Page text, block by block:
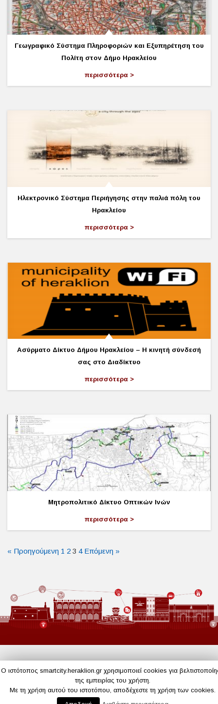
Γεωγραφικό Σύστημα Πληροφοριών και Εξυπηρέτηση του
Πολίτη στον Δήμο Ηρακλείου
περισσότερα
Ηλεκτρονικό Σύστημα Περιήγησης στην παλιά πόλη του
Ηρακλείου
περισσότερα
Ασύρματο Δίκτυο Δήμου Ηρακλείου – Η κινητή σύνδεσή
σας στο Διαδίκτυο
περισσότερα
Μητροπολιτικό Δίκτυο Οπτικών Ινών
περισσότερα
« Προηγούμενη 1 2 3 4 Επόμενη »
Ο ιστότοπος smartcity.heraklion.gr χρησιμοποιεί cookies για
της εμπειρίας του χρήστη.
Με τη χρήση αυτού του ιστοτόπου, αποδέχεστε τη χρήση των cookies.